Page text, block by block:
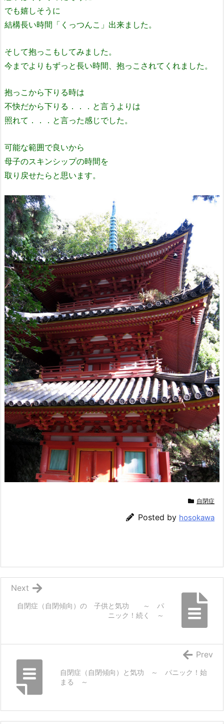
でも嬉しそうに
結構長い時間「くっつんこ」出来ました。
そして抱っこもしてみました。
今までよりもずっと長い時間、抱っこされてくれました。
抱っこから下りる時は
不快だから下りる．．．と言うよりは
照れて．．．と言った感じでした。
可能な範囲で良いから
母子のスキンシップの時間を
取り戻せたらと思います。
自閉症
Posted by hosokawa
自閉症（自閉傾向）の 子供と気功 ～ パ
ニック！続く ～
Next
自閉症（自閉傾向）と気功 ～ パニック！始
まる ～
Prev